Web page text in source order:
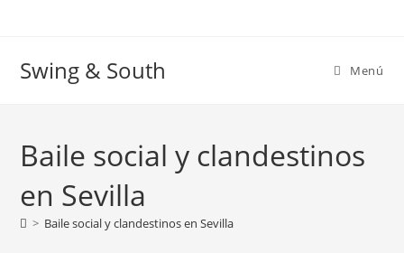
Swing & South Menú
Baile social y clandestinos
en Sevilla
> Baile social y clandestinos en Sevilla